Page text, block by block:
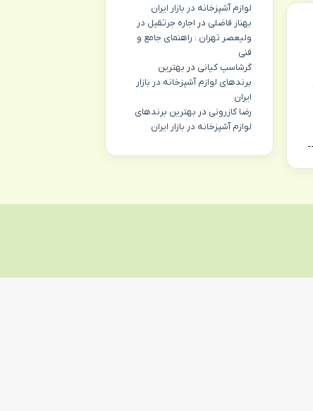
لوازم آشپزخانه در بازار ایران
بهناز فاضلی در اجاره جرثقیل در
ولیعصر تهران : راهنمای جامع و
فنی
گرشاسپ کیانی در بهترین
برندهای لوازم آشپزخانه در بازار
ایران
رضا کازرونی در بهترین برندهای
لوازم آشپزخانه در بازار ایران